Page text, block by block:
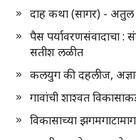
दाह कथा (सागर) -
पैस पर्यावरणसंवादाचा
सतीश लळीत
कलयुग की दहलीज,
गावांची शाश्वत
विकासाच्या